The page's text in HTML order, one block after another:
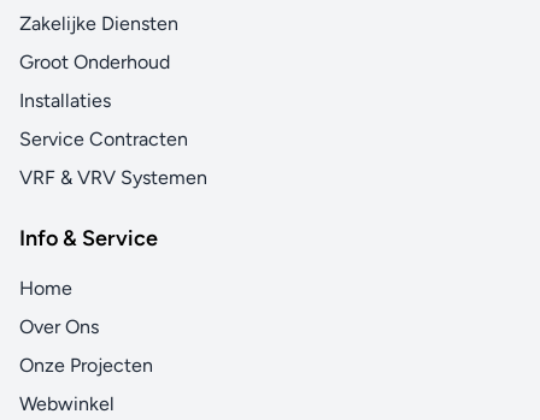
Zakelijke Diensten
Groot Onderhoud
Installaties
Service Contracten
VRF & VRV Systemen
Info & Service
Home
Over Ons
Onze Projecten
Webwinkel